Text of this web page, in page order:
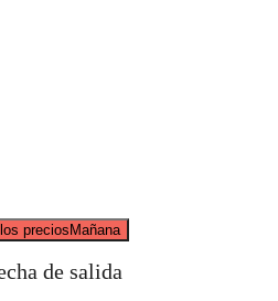
preciosMañana
de salida